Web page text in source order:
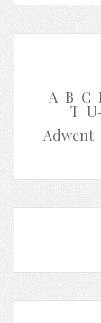
A B C
T
Adwent|